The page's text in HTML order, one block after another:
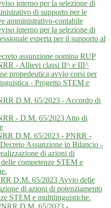
interno per la selezione di
di supporto per le
amministrativo-contabile
interno per la selezione di
esperta per il supporto al
assunzione nomina RUP
- Allievi classi II^ e III^
propedeutica avvio corsi per
- Progetto STEM e
D.M. 65/2023 - Accordo di
- D.M. 65/2023 Atto di
D.M. 65/2023 - PNRR -
Assunzione in Bilancio -
di azioni di
competenze STEM e
D.M. 65/2023 Avvio delle
di azioni di potenziamento
STEM e multilinguistiche.